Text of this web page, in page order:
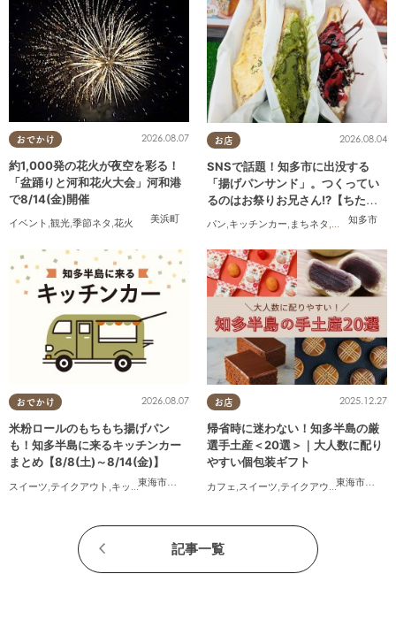
おでかけ
美浜町
2026.08.07
約1,000発の花火が夜空を彩る！
「盆踊りと河和花火大会」河和港
で8/14(金)開催
イベント ,観光,季節ネタ ,花火
お店
知多市
2026.08.04
SNSで話題！知多市に出没する
「揚げパンサンド」。つくってい
るのはお祭りお兄さん!?【ちたま
パン,キッチンカー, まちネタ ,ちたまる調査
おでかけ
東海市大府市 知多市 東浦町 阿久比町,半田市,常滑市 ,
2026.08.07
米粉ロールのもちもち揚げパン
も！知多半島に来るキッチンカー
まとめ【8/8(土)～8/14(金)】
スイーツ,テイクアウト ,キッチンカー ,イベント,まとめ記事,親子
お店
東海市大府
2025.12.27
帰省時に迷わない！知多半島の厳
選手土産＜20選＞｜大人数に配り
やすい個包装ギフト
カフェ,スイーツ,テイクアウト ,まとめ記事
記事一覧